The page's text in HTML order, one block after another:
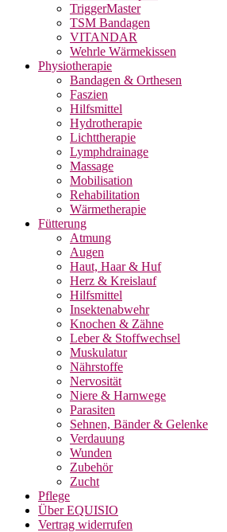
TriggerMaster
TSM Bandagen
VITANDAR
Wehrle Wärmekissen
Physiotherapie
Bandagen & Orthesen
Faszien
Hilfsmittel
Hydrotherapie
Lichttherapie
Lymphdrainage
Massage
Mobilisation
Rehabilitation
Wärmetherapie
Fütterung
Atmung
Augen
Haut, Haar & Huf
Herz & Kreislauf
Hilfsmittel
Insektenabwehr
Knochen & Zähne
Leber & Stoffwechsel
Muskulatur
Nährstoffe
Nervosität
Niere & Harnwege
Parasiten
Sehnen, Bänder & Gelenke
Verdauung
Wunden
Zubehör
Zucht
Pflege
Über EQUISIO
Vertrag widerrufen